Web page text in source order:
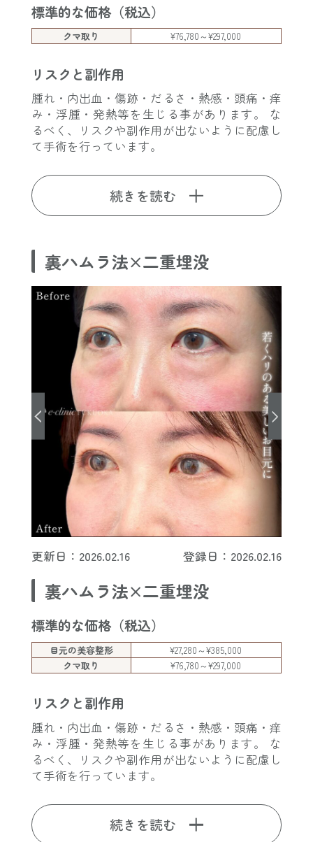
標準的な価格（税込）
クマ取り ¥76,780～¥297,000
リスクと副作用
腫れ・内出血・傷跡・だるさ・熱感・頭痛・痒
み・浮腫・発熱等を生じる事があります。 な
るべく、リスクや副作用が出ないように配慮し
て手術を行っています。
続きを読む
裏ハムラ法×二重埋没
更新日：2026.02.16 登録日：2026.02.16
裏ハムラ法×二重埋没
標準的な価格（税込）
目元の美容整形
¥27,280～¥385,000
クマ取り
¥76,780～¥297,000
リスクと副作用
腫れ・内出血・傷跡・だるさ・熱感・頭痛・痒
み・浮腫・発熱等を生じる事があります。 な
るべく、リスクや副作用が出ないように配慮し
て手術を行っています。
続きを読む